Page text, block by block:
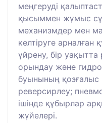
меңгеруді
қысыммен жұмыс
механизмдер мен
келтіруге
үйрену, бір
орындау және
буынының
реверсирлеу;
ішінде құбырлар
жүйелері.